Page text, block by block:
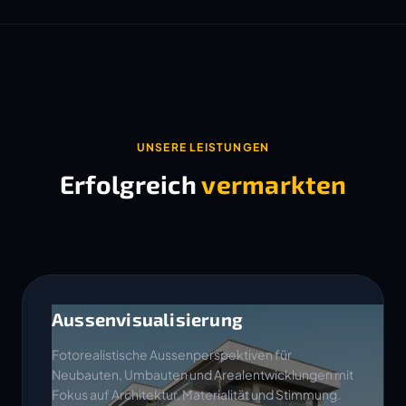
UNSERE LEISTUNGEN
Erfolgreichvermarkten
Aussenvisualisierung
Fotorealistische Aussenperspektiven für
Neubauten, Umbauten und Arealentwicklungen mit
Fokus auf Architektur, Materialität und Stimmung.